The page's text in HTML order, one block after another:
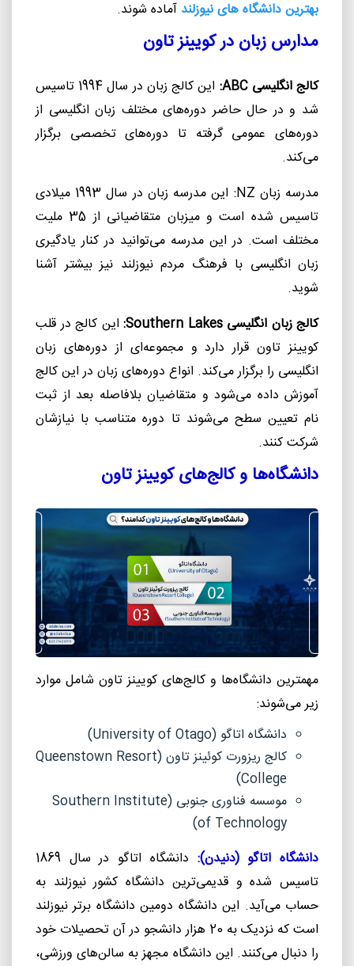
بهترین دانشگاه های نیوزلند آماده شوند.
مدارس زبان در کویینز تاون
کالج انگلیسیABC
:
این کالج زبان در سال 1994 تاسیس
شد و در حال حاضر دوره‌های مختلف زبان انگلیسی از
دوره‌های عمومی گرفته تا دوره‌های تخصصی برگزار
می‌کند.
مدرسه زبان NZ
: این مدرسه زبان در سال 1993 میلادی
تاسیس شده است و میزبان متقاضیانی از 35 ملیت
مختلف است. در این مدرسه می‌توانید در کنار یادگیری
زبان انگلیسی با فرهنگ مردم نیوزلند نیز بیشتر آشنا
شوید.
کالج زبان انگلیسیSouthern Lakes
: این کالج در قلب
کویینز تاون قرار دارد و مجموعه‌ای از دوره‌های زبان
انگلیسی را برگزار می‌کند. انواع دوره‌های زبان در این کالج
آموزش داده می‌شود و متقاضیان بلافاصله بعد از ثبت
نام تعیین سطح می‌شوند تا دوره متناسب با نیازشان
شرکت کنند.
دانشگاه‌ها و کالج‌های کویینز تاون
مهمترین دانشگاه‌ها و کالج‌های کویینز تاون شامل موارد
زیر می‌شوند:
دانشگاه اتاگو (University of Otago
)
کالج ریزورت کوئینز تاون (Queenstown Resort
College
)
موسسه فناوری جنوبی (Southern Institute
of Technology
)
دانشگاه اتاگو (دنیدن):
دانشگاه اتاگو در سال 1869
تاسیس شده و قدیمی‌ترین دانشگاه کشور نیوزلند به
حساب می‌آید. این دانشگاه دومین دانشگاه برتر نیوزلند
است که نزدیک به 20 هزار دانشجو در آن تحصیلات خود
را دنبال می‌کنند. این دانشگاه مجهز به سالن‌های ورزشی،